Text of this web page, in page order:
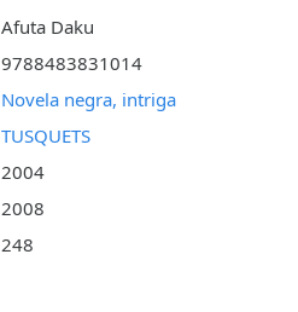
Afuta Daku
9788483831014
Novela negra, intriga
TUSQUETS
2004
2008
248